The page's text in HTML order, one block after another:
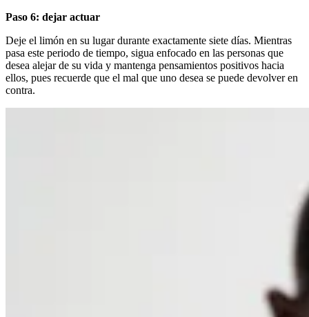
Paso 6: dejar actuar
Deje el limón en su lugar durante exactamente siete días. Mientras
pasa este periodo de tiempo, sigua enfocado en las personas que
desea alejar de su vida y mantenga pensamientos positivos hacia
ellos, pues recuerde que el mal que uno desea se puede devolver en
contra.